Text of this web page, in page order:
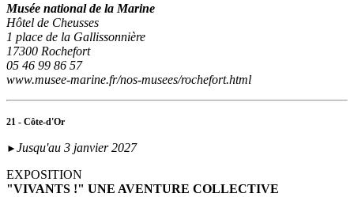
Musée national de la Marine
Hôtel de Cheusses
1 place de la Gallissonnière
17300 Rochefort
05 46 99 86 57
www.musee-marine.fr/nos-musees/rochefort.html
21 - Côte-d'Or
► Jusqu'au 3 janvier 2027
EXPOSITION
"VIVANTS !" UNE AVENTURE COLLECTIVE